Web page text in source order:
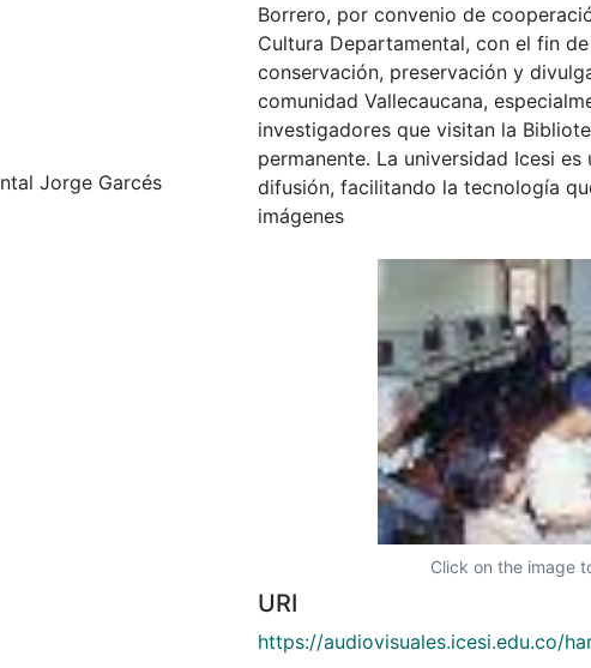
Jorge Garcés
Borrero, por convenio de
Cultura Departamental, con el fin
conservación, preservación y
comunidad Vallecaucana,
investigadores que visitan la
permanente. La universidad Icesi
difusión, facilitando la tecnología
imágenes
Click on the image
URI
https://audiovisuales.icesi.edu.co/